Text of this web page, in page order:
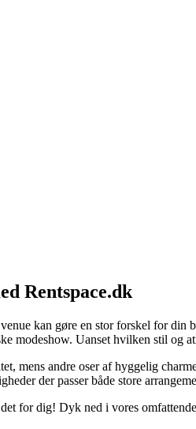
Rentspace.dk
kan gøre en stor forskel for
modeshow. Uanset hvilken stil og
mens andre oser af hyggelig
der passer både store
for dig! Dyk ned i vores